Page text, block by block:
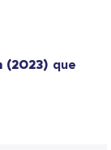
(2023) que